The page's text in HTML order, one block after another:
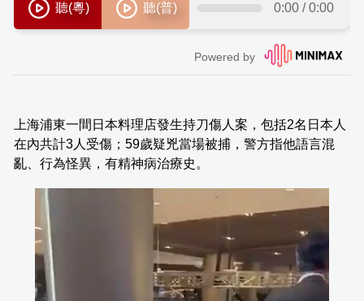
上海浦東一間日本料理店發生持刀傷人案，包括2名日本人
在內共計3人受傷；59歲疑兇當場被捕，警方指他語言混
亂、行為怪異，有精神病治療史。